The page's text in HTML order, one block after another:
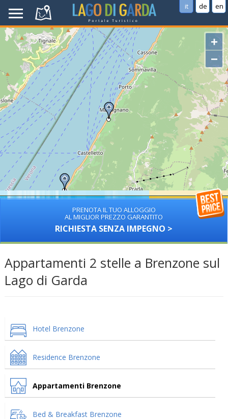
it de en
+
−
PRENOTA IL TUO ALLOGGIO
AL MIGLIOR PREZZO GARANTITO
RICHIESTA SENZA IMPEGNO >
Appartamenti 2 stelle a Brenzone sul
Lago di Garda
Hotel Brenzone
Residence Brenzone
Appartamenti Brenzone
Bed & Breakfast Brenzone